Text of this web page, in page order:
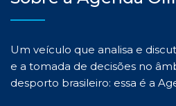
Um veículo que analisa e
e a tomada de decisões no
desporto brasileiro: essa é a